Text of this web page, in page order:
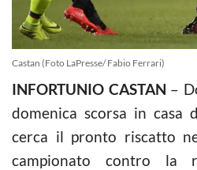
Castan (Foto LaPresse/ Fabio Ferrari)
INFORTUNIO CASTAN –
domenica scorsa in casa
cerca il pronto riscatto
campionato contro la